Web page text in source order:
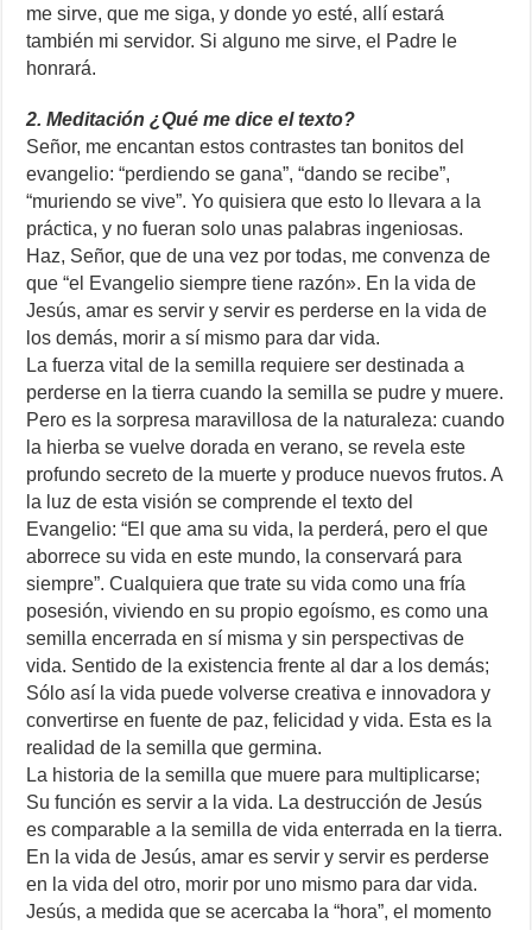
me sirve, que me siga, y donde yo esté, allí estará
también mi servidor. Si alguno me sirve, el Padre le
honrará.
2. Meditación ¿Qué me dice el texto?
Señor, me encantan estos contrastes tan bonitos del
evangelio: “perdiendo se gana”, “dando se recibe”,
“muriendo se vive”. Yo quisiera que esto lo llevara a la
práctica, y no fueran solo unas palabras ingeniosas.
Haz, Señor, que de una vez por todas, me convenza de
que “el Evangelio siempre tiene razón». En la vida de
Jesús, amar es servir y servir es perderse en la vida de
los demás, morir a sí mismo para dar vida.
La fuerza vital de la semilla requiere ser destinada a
perderse en la tierra cuando la semilla se pudre y muere.
Pero es la sorpresa maravillosa de la naturaleza: cuando
la hierba se vuelve dorada en verano, se revela este
profundo secreto de la muerte y produce nuevos frutos. A
la luz de esta visión se comprende el texto del
Evangelio: “El que ama su vida, la perderá, pero el que
aborrece su vida en este mundo, la conservará para
siempre”. Cualquiera que trate su vida como una fría
posesión, viviendo en su propio egoísmo, es como una
semilla encerrada en sí misma y sin perspectivas de
vida. Sentido de la existencia frente al dar a los demás;
Sólo así la vida puede volverse creativa e innovadora y
convertirse en fuente de paz, felicidad y vida. Esta es la
realidad de la semilla que germina.
La historia de la semilla que muere para multiplicarse;
Su función es servir a la vida. La destrucción de Jesús
es comparable a la semilla de vida enterrada en la tierra.
En la vida de Jesús, amar es servir y servir es perderse
en la vida del otro, morir por uno mismo para dar vida.
Jesús, a medida que se acercaba la “hora”, el momento